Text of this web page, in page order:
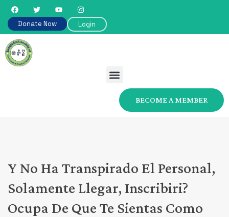
Donate Now Login
BECOME A MEMBER
Y No Ha Transpirado El Personal,
Solamente Llegar, Inscribiri?
Ocupa De Que Te Sientas Como